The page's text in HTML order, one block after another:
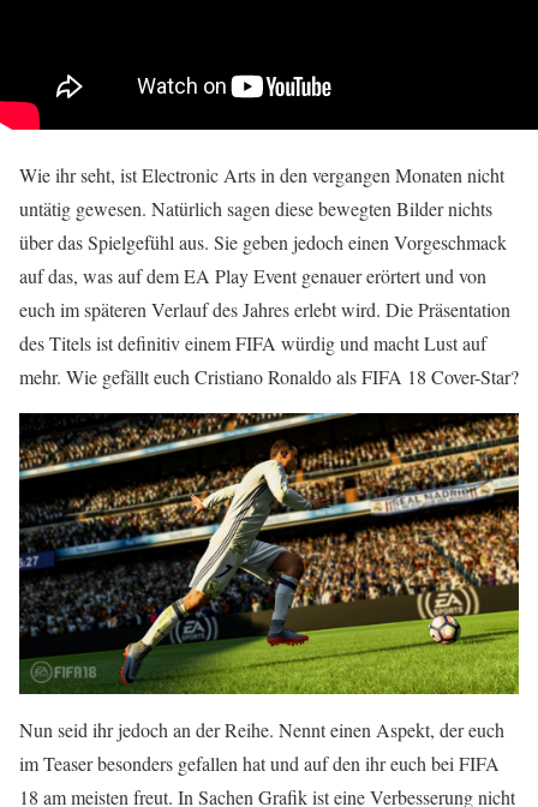
Wie ihr seht, ist Electronic Arts in den vergangen Monaten nicht
untätig gewesen. Natürlich sagen diese bewegten Bilder nichts
über das Spielgefühl aus. Sie geben jedoch einen Vorgeschmack
auf das, was auf dem EA Play Event genauer erörtert und von
euch im späteren Verlauf des Jahres erlebt wird. Die Präsentation
des Titels ist definitiv einem FIFA würdig und macht Lust auf
mehr. Wie gefällt euch Cristiano Ronaldo als FIFA 18 Cover-Star?
Nun seid ihr jedoch an der Reihe. Nennt einen Aspekt, der euch
im Teaser besonders gefallen hat und auf den ihr euch bei FIFA
18 am meisten freut. In Sachen Grafik ist eine Verbesserung nicht